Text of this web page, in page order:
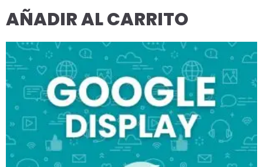
AÑADIR AL CARRITO